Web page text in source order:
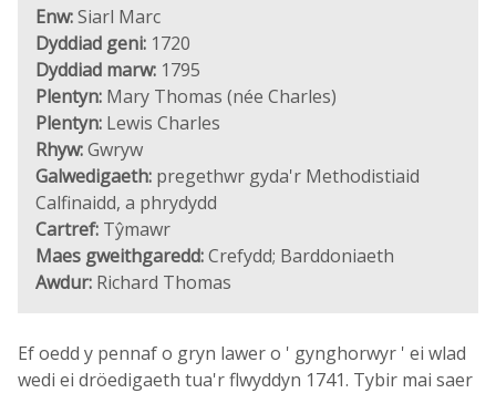
Enw:Siarl Marc
Dyddiad geni: 1720
Dyddiad marw: 1795
Plentyn: Mary Thomas (née Charles)
Plentyn: Lewis Charles
Rhyw:Gwryw
Galwedigaeth: pregethwr gyda'r Methodistiaid
Calfinaidd, a phrydydd
Cartref: Tŷmawr
Maes gweithgaredd:Crefydd; Barddoniaeth
Awdur: Richard Thomas
Ef oedd y pennaf o gryn lawer o ' gynghorwyr ' ei wlad
wedi ei dröedigaeth tua'r flwyddyn 1741. Tybir mai saer